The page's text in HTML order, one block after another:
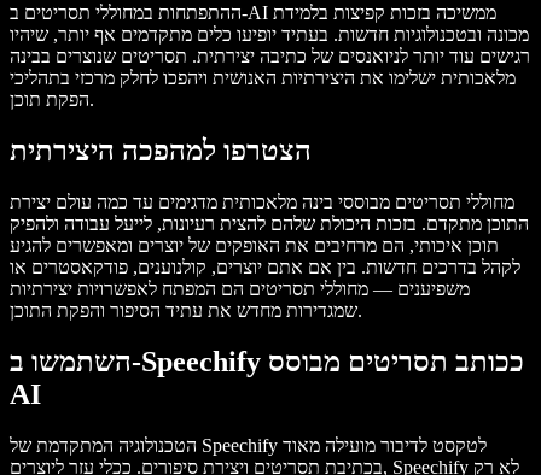
ההתפתחות במחוללי תסריטים ב-AI ממשיכה בזכות קפיצות בלמידת
מכונה ובטכנולוגיות חדשות. בעתיד יופיעו כלים מתקדמים אף יותר, שיהיו
רגישים עוד יותר לניואנסים של כתיבה יצירתית. תסריטים שנוצרים בבינה
מלאכותית ישלימו את היצירתיות האנושית ויהפכו לחלק מרכזי בתהליכי
הפקת תוכן.
הצטרפו למהפכה היצירתית
מחוללי תסריטים מבוססי בינה מלאכותית מדגימים עד כמה עולם יצירת
התוכן מתקדם. בזכות היכולת שלהם להצית רעיונות, לייעל עבודה ולהפיק
תוכן איכותי, הם מרחיבים את האופקים של יוצרים ומאפשרים להגיע
לקהל בדרכים חדשות. בין אם אתם יוצרים, קולנוענים, פודקאסטרים או
משפיענים — מחוללי תסריטים הם המפתח לאפשרויות יצירתיות
שמגדירות מחדש את עתיד הסיפור והפקת התוכן.
השתמשו ב-Speechify ככותב תסריטים מבוסס
AI
הטכנולוגיה המתקדמת של Speechify לטקסט לדיבור מועילה מאוד
בכתיבת תסריטים ויצירת סיפורים. ככלי עזר ליוצרים, Speechify לא רק